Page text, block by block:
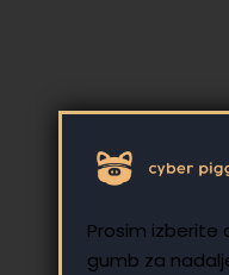
Prosim izberite
gumb za